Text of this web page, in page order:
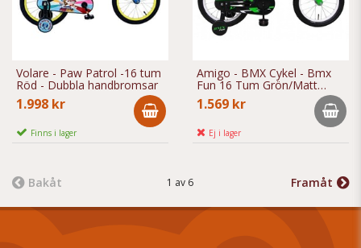
Volare - Paw Patrol -16 tum
Röd - Dubbla handbromsar
1.998 kr
Finns i lager
Amigo - BMX Cykel - Bmx
Fun 16 Tum Grön/Matt
Svart
1.569 kr
Ej i lager
Bakåt 1 av 6 Framåt